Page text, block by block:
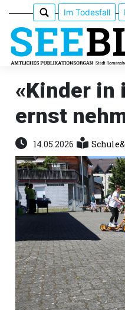
Epaper
Veranstaltungen
Erlebnisführer
App
Romanshorn:
Im Todesfall
«Kinder in
ernst
14.05.2026